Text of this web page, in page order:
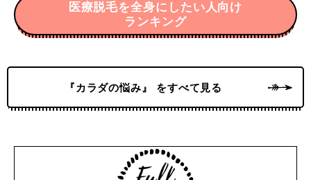
医療脱毛を全身にしたい人向け
ランキング
『カラダの悩み』 をすべて見る